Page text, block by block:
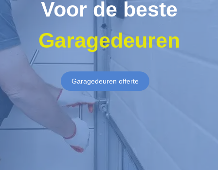
Voor de beste
Garagedeuren
Garagedeuren offerte